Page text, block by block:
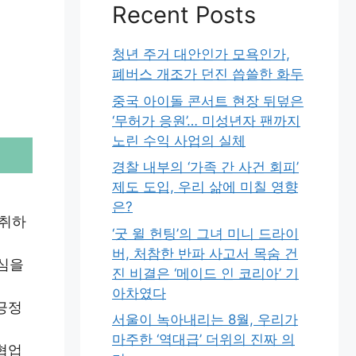
하
을
정
업
Recent Posts
청년 주거 대안인가 모욕인가,
폐버스 개조가 던진 씁쓸한 화두
중국 아이돌 콘서트 현장 뒤덮은
‘무허가 응원’… 미성년자 팬까지
노린 수익 사업의 실체
경찰 내부의 ‘가족 간 사건 회피’
제도 도입, 우리 삶에 미칠 영향
은?
‘굿 윌 헌팅’의 그녀 미니 드라이
버, 처참한 반파 사고서 목숨 건
진 비결은 ‘메이드 인 코리아’ 기
아차였다
서울이 녹아내리는 8월, 우리가
마주한 ‘역대급’ 더위의 진짜 의